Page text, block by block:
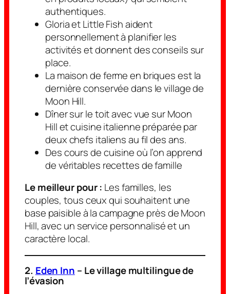
authentiques.
Gloria et Little Fish aident
personnellement à planifier les
activités et donnent des conseils sur
place.
La maison de ferme en briques est la
dernière conservée dans le village de
Moon Hill.
Dîner sur le toit avec vue sur Moon
Hill et cuisine italienne préparée par
deux chefs italiens au fil des ans.
Des cours de cuisine où l’on apprend
de véritables recettes de famille
Le meilleur pour : Les familles, les
couples, tous ceux qui souhaitent une
base paisible à la campagne près de Moon
Hill, avec un service personnalisé et un
caractère local.
2. Eden Inn – Le village multilingue de
l’évasion